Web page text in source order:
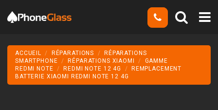
ACCUEIL RÉPARATIONS
RÉPARATIONS
SMARTPHONE
RÉPARATIONS XIAOMI
GAMME
REDMI NOTE
REDMI NOTE 12 4G
REMPLACEMENT
BATTERIE XIAOMI REDMI NOTE 12 4G